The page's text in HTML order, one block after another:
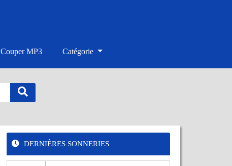
Couper MP3 Catégorie
DERNIÈRES SONNERIES